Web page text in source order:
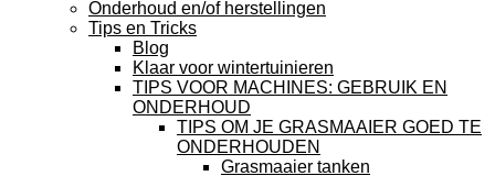
Onderhoud en/of herstellingen
Tips en Tricks
Blog
Klaar voor wintertuinieren
TIPS VOOR MACHINES: GEBRUIK EN
ONDERHOUD
TIPS OM JE GRASMAAIER GOED TE
ONDERHOUDEN
Grasmaaier tanken